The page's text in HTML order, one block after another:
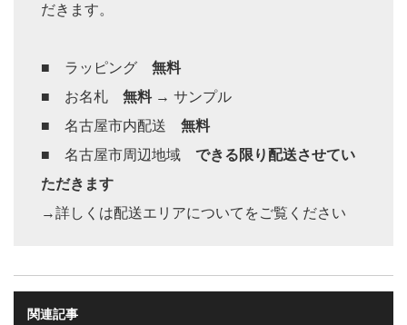
だきます。
■ ラッピング 無料
■ お名札 無料→ サンプル
■ 名古屋市内配送 無料
■ 名古屋市周辺地域 できる限り配送させてい
ただきます
→詳しくは配送エリアについて をご覧ください
関連記事